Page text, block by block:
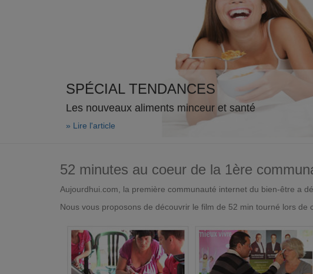
SPÉCIAL TENDANCES
Les nouveaux aliments minceur et santé
» Lire l'article
52 minutes au coeur de la 1ère
Aujourdhui.com, la première communauté internet du bien-être a
Nous vous proposons de découvrir le film de 52 min tourné lors